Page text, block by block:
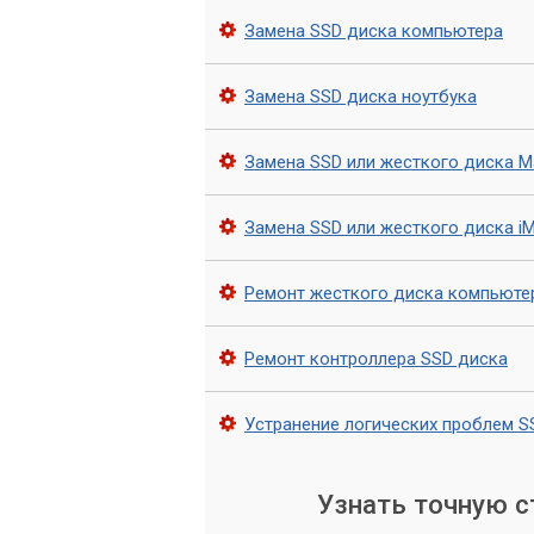
Опытные специалисты.
специалистов, которые имеют
гарантирует высокое качество
ремонта.
быстрый и эффективный сервис.
и предоставляют вам подробную
проблему. Кроме того, сервисный
Обращайтесь в сервис
В заключении, ремонт SSD дисков
профессиональных знаний и опыта.
сервисный центр «Компьютерный
Наша команда специалистов готова
Замена SSD диска компьютера
Замена SSD диска ноутбука
Замена SSD или жесткого диска
Замена SSD или жесткого диска
Ремонт жесткого диска
Ремонт контроллера SSD диска
Устранение логических проблем
Узнать точную